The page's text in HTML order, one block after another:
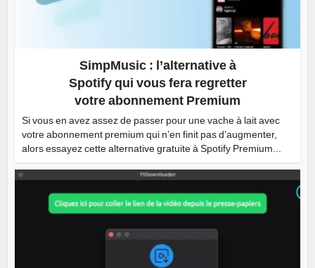
SimpMusic : l’alternative à
Spotify qui vous fera regretter
votre abonnement Premium
Si vous en avez assez de passer pour une vache à lait avec
votre abonnement premium qui n’en finit pas d’augmenter,
alors essayez cette alternative gratuite à Spotify Premium...